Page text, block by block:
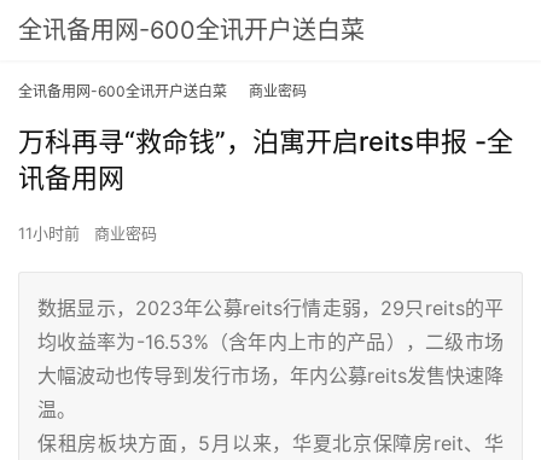
全讯备用网-600全讯开户送白菜
全讯备用网-600全讯开户送白菜 商业密码
万科再寻“救命钱”，泊寓开启reits申报 -全
讯备用网
11小时前 商业密码
数据显示，2023年公募reits行情走弱，29只reits的平
均收益率为-16.53%（含年内上市的产品），二级市场
大幅波动也传导到发行市场，年内公募reits发售快速降
温。
保租房板块方面，5月以来，华夏北京保障房reit、华